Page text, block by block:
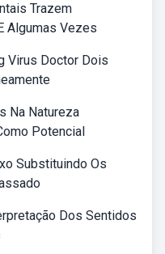
Trazem
Algumas Vezes
Virus Doctor Dois
Na Natureza
Potencial
Substituindo Os
Dos Sentidos